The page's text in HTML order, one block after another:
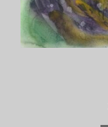
stránce
produktu